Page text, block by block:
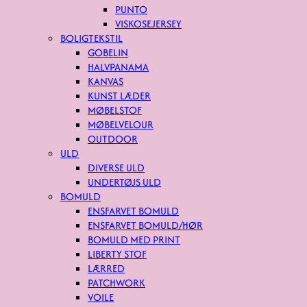
PUNTO
VISKOSEJERSEY
BOLIGTEKSTIL
GOBELIN
HALVPANAMA
KANVAS
KUNST LÆDER
MØBELSTOF
MØBELVELOUR
OUTDOOR
ULD
DIVERSE ULD
UNDERTØJS ULD
BOMULD
ENSFARVET BOMULD
ENSFARVET BOMULD/HØR
BOMULD MED PRINT
LIBERTY STOF
LÆRRED
PATCHWORK
VOILE